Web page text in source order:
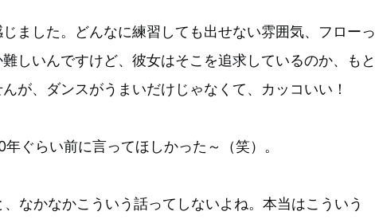
ました。どんなに練習しても出せない雰囲気、フローっ
しいんですけど、彼女はそこを追求しているのか、もと
が、ダンスがうまいだけじゃなくて、カッコいい！
年ぐらい前に言ってほしかった～（笑）。
なかなかこういう話ってしないよね。本当はこういう